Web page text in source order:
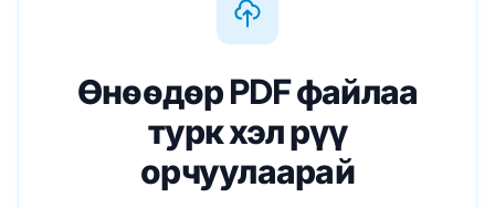
Өнөөдөр PDF файлаа
турк хэл рүү
орчуулаарай